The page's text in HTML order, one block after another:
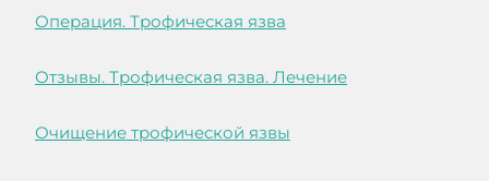
Операция. Трофическая язва
Отзывы. Трофическая язва. Лечение
Очищение трофической язвы